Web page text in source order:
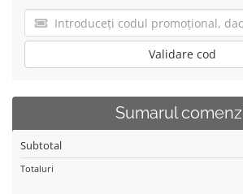
Validare cod
Sumarul
Subtotal
Totaluri